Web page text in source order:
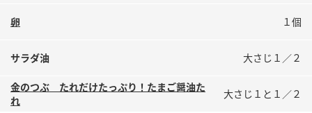
卵 １個
サラダ油 大さじ１／２
金のつぶ たれだけたっぷり！たまご醤油た
れ
大さじ１と１／２